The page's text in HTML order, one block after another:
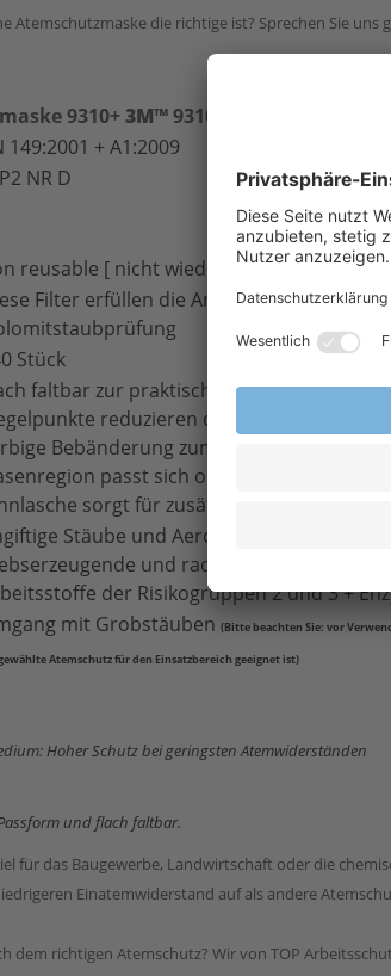
Atemschutzmaske die richtige ist? Sprechen Sie
maske 9310+3M™9310+ FFP1 NR D
149:2001 + A1:2009
NR D
reusable [ nicht wiederverwendbar]
Filter erfüllen die Anforderungen der
Stück
faltbar zur praktischen Mitnahme
reduzieren das Beschlagen von
Bebänderung zum schnellen
passt sich optimal an jede
sorgt für zusätzliche Passform und
Stäube und Aerosole auf Wasser-
und radioaktive Stoffe,
der Risikogruppen 2 und 3 +
mit Grobstäuben (Bitte beachten Sie: vor
Atemschutzfür den Einsatzbereich geeignet ist)
Hoher Schutz bei geringsten Atemwiderständen
und flach faltbar.
für das Baugewerbe, Landwirtschaft oder die
Einatemwiderstand auf als andere
dem richtigen Atemschutz? Wir von TOP